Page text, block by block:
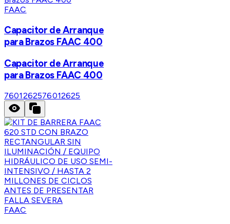
FAAC
Capacitor de Arranque
para Brazos FAAC 400
Capacitor de Arranque
para Brazos FAAC 400
7601262576012625
FAAC